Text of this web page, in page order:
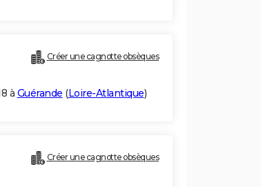
Créer une cagnotte obsèques
à Guérande (Loire-Atlantique)
Créer une cagnotte obsèques